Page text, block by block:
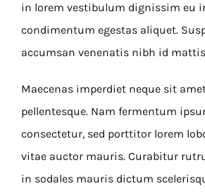
in lorem vestibulum dignissim eu
condimentum egestas aliquet.
accumsan venenatis nibh id
Maecenas imperdiet neque sit
pellentesque. Nam fermentum
consectetur, sed porttitor lorem
vitae auctor mauris. Curabitur
in sodales mauris dictum